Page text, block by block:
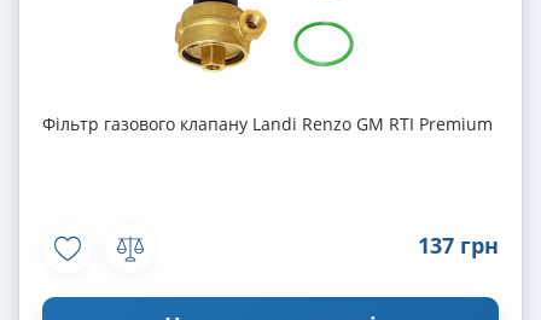
Фільтр газового клапану Landi Renzo GM RTI Premium
137 грн